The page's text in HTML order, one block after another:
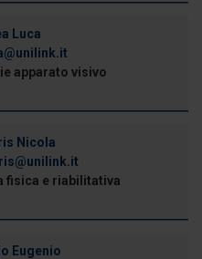
Luca
apparato visivo
Nicola
fisica e riabilitativa
Eugenio